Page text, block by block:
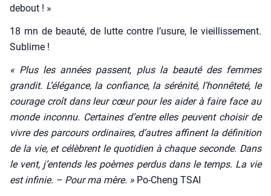
debout ! »
18 mn de beau­té, de lutte contre l’usure, le vieillis­se­ment.
Sublime !
« Plus les années passent, plus la beau­té des femmes
gran­dit. L’élégance, la confiance, la séré­ni­té, l’honnêteté, le
cou­rage croît dans leur cœur pour les aider à faire face au
monde incon­nu. Cer­taines d’entre elles peuvent choi­sir de
vivre des par­cours ordi­naires, d’autres affinent la défi­ni­tion
de la vie, et célèbrent le quo­ti­dien à chaque seconde. Dans
le vent, j’entends les poèmes per­dus dans le temps. La vie
est infi­nie. – Pour ma mère. » Po-Cheng TSAI